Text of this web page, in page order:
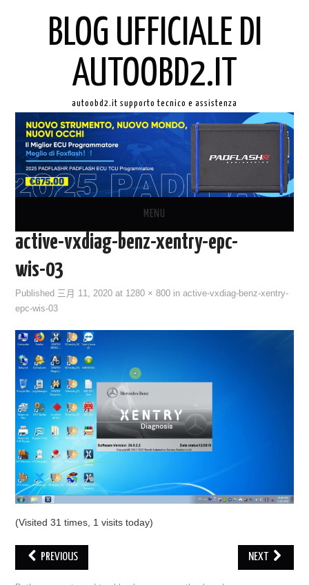
BLOG UFFICIALE DI
AUTOOBD2.IT
autoobd2.it supporto tecnico e assistenza
MENU
ORIGINALE LAUNCH X431
KEY CUTTING MACHINE
ORIGINALE OBDSTAR
ALIENTECH KESS V3
XHORSE VVDI
active-vxdiag-benz-xentry-epc-
wis-03
Published 三月 11, 2020 at 1280 × 800 inactive-vxdiag-benz-xentry-
epc-wis-03
(Visited 31 times, 1 visits today)
PREVIOUS NEXT